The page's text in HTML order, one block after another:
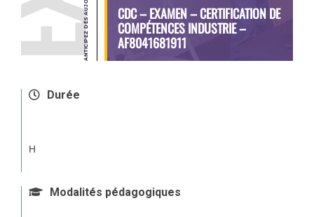
CDC – EXAMEN – CERTIFICATION DE
COMPÉTENCES INDUSTRIE –
AF8041681911
Durée
H
Modalités pédagogiques